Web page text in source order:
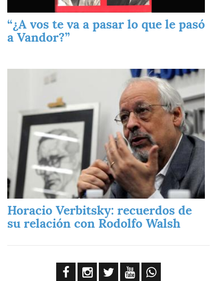
“¿A vos te va a pasar lo que le pasó
a Vandor?”
Horacio Verbitsky: recuerdos de
su relación con Rodolfo Walsh